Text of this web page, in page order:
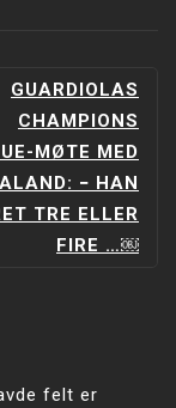
GUARDIOLAS
CHAMPIONS
MØTE MED
− HAN
TRE ELLER
FIRE …￼
felt er